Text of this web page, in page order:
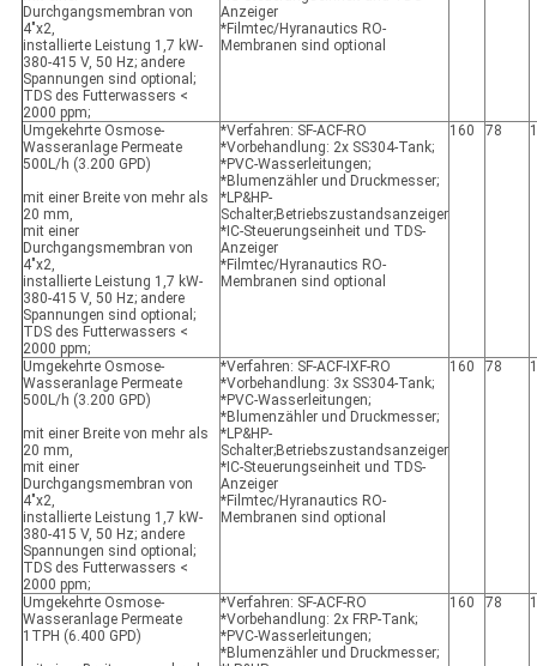
Durchgangsmembran von
4"x2,
installierte Leistung 1,7 kW-
380-415 V, 50 Hz; andere
Spannungen sind optional;
TDS des Futterwassers <
2000 ppm;
Anzeiger
*Filmtec/Hyranautics RO-
Membranen sind optional
Umgekehrte Osmose-
Wasseranlage Permeate
500L/h (3.200 GPD)
mit einer Breite von mehr als
20 mm,
mit einer
Durchgangsmembran von
4"x2,
installierte Leistung 1,7 kW-
380-415 V, 50 Hz; andere
Spannungen sind optional;
TDS des Futterwassers <
2000 ppm;
*Verfahren: SF-ACF-RO
*Vorbehandlung: 2x SS304-Tank;
*PVC-Wasserleitungen;
*Blumenzähler und Druckmesser;
*LP&HP-
Schalter;Betriebszustandsanzeiger
*IC-Steuerungseinheit und TDS-
Anzeiger
*Filmtec/Hyranautics RO-
Membranen sind optional
160 78
Umgekehrte Osmose-
Wasseranlage Permeate
500L/h (3.200 GPD)
mit einer Breite von mehr als
20 mm,
mit einer
Durchgangsmembran von
4"x2,
installierte Leistung 1,7 kW-
380-415 V, 50 Hz; andere
Spannungen sind optional;
TDS des Futterwassers <
2000 ppm;
*Verfahren: SF-ACF-IXF-RO
*Vorbehandlung: 3x SS304-Tank;
*PVC-Wasserleitungen;
*Blumenzähler und Druckmesser;
*LP&HP-
Schalter;Betriebszustandsanzeiger
*IC-Steuerungseinheit und TDS-
Anzeiger
*Filmtec/Hyranautics RO-
Membranen sind optional
160 78
Umgekehrte Osmose-
Wasseranlage Permeate
1TPH (6.400 GPD)
*Verfahren: SF-ACF-RO
*Vorbehandlung: 2x FRP-Tank;
*PVC-Wasserleitungen;
*Blumenzähler und Druckmesser;
160 78